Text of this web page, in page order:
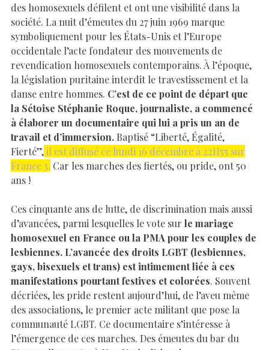
des homosexuels défilent et ont une visibilité dans la
société. La nuit d’émeutes du 27 juin 1969 marque
symboliquement pour les États-Unis et l’Europe
occidentale l’acte fondateur des mouvements de
revendication homosexuels contemporains. À l’époque,
la législation puritaine interdit le travestissement et la
danse entre hommes. C’est de ce point de départ que
la Sétoise Stéphanie Roque, journaliste, a commencé
à élaborer un documentaire qui lui a pris un an de
travail et d’immersion. Baptisé “Liberté, Égalité,
Fierté”,il est diffusé ce lundi 16 décembre à 22H55 sur
France 3. Car les marches des fiertés, ou pride, ont 50
ans !
Ces cinquante ans de lutte, de discrimination mais aussi
d’avancées, parmi lesquelles le vote sur le mariage
homosexuel en France ou la PMA pour les couples de
lesbiennes. L’avancée des droits LGBT (lesbiennes,
gays, bisexuels et trans) est intimement liée à ces
manifestations pourtant festives et colorées. Souvent
décriées, les pride restent aujourd’hui, de l’aveu même
des associations, le premier acte militant que pose la
communauté LGBT. Ce documentaire s’intéresse à
l’émergence de ces marches. Des émeutes du bar du